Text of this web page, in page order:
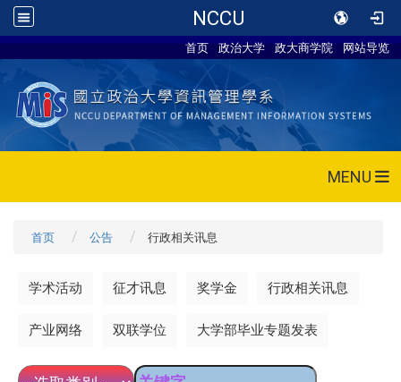
NCCU
首页 政治大学 政大商学院 网站导览
MENU
首页 公告 行政相关讯息
学术活动 征才讯息 奖学金 行政相关讯息
产业网络 双联学位 大学部毕业专题发表